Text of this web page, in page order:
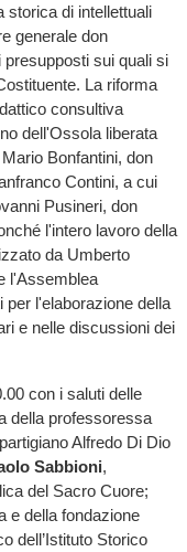
storica di intellettuali
generale don
sui quali si
La riforma
consultiva
dell'Ossola liberata
Bonfantini, don
Contini, a cui
Pusineri, don
l'intero lavoro della
da Umberto
l'Assemblea
per l'elaborazione della
e nelle discussioni dei
con i saluti delle
della professoressa
Alfredo Di Dio
Sabbioni,
del Sacro Cuore;
e della fondazione
dell’Istituto Storico